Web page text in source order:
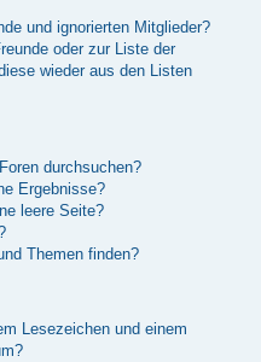
und ignorierten Mitglieder?
oder zur Liste der
wieder aus den Listen
durchsuchen?
Ergebnisse?
leere Seite?
Themen finden?
Lesezeichen und einem